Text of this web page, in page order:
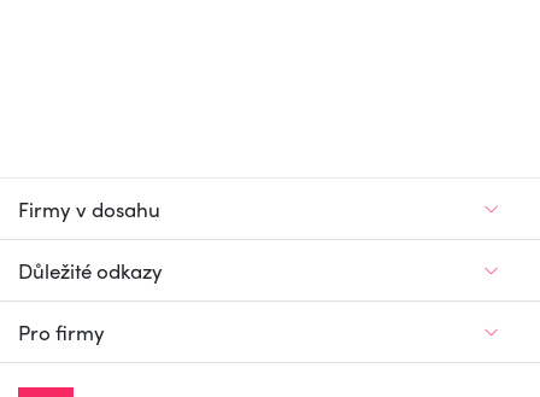
Firmy v dosahu
Důležité odkazy
Pro firmy